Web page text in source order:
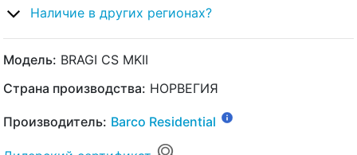
Наличие в других регионах?
Модель: BRAGI CS MKII
Страна производства: НОРВЕГИЯ
Производитель: Barco Residential